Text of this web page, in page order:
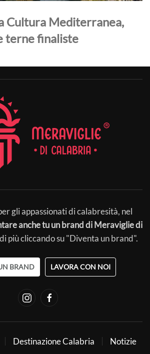
Cultura Mediterranea,
terne finaliste
gli appassionati di calabresità, nel
anche tu un brand di Meraviglie di
più cliccando su "Diventa un brand".
BRAND LAVORA CON NOI
Destinazione Calabria
Notizie